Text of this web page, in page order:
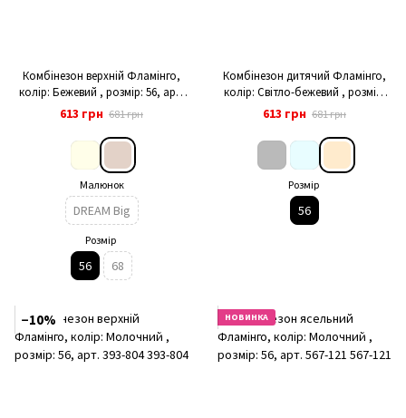
Комбінезон верхній Фламінго,
колір: Бежевий , розмір: 56, арт.
673-341
613 грн 681 грн
Малюнок
DREAM Big
Розмір
56 68
Комбінезон дитячий Фламінго,
колір: Світло-бежевий , розмір:
56, арт. 673-341
613 грн 681 грн
Розмір
56
−10% НОВИНКА